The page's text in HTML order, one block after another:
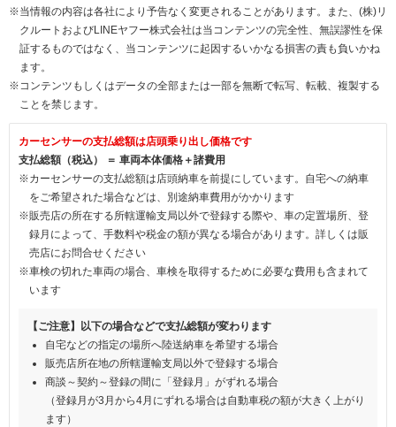
※当情報の内容は各社により予告なく変更されることがあります。また、(株)リ
クルートおよびLINEヤフー株式会社は当コンテンツの完全性、無誤謬性を保
証するものではなく、当コンテンツに起因するいかなる損害の責も負いかね
ます。
※コンテンツもしくはデータの全部または一部を無断で転写、転載、複製する
ことを禁じます。
カーセンサーの支払総額は店頭乗り出し価格です
支払総額（税込） ＝ 車両本体価格＋諸費用
※カーセンサーの支払総額は店頭納車を前提にしています。自宅への納車
をご希望された場合などは、別途納車費用がかかります
※販売店の所在する所轄運輸支局以外で登録する際や、車の定置場所、登
録月によって、手数料や税金の額が異なる場合があります。詳しくは販
売店にお問合せください
※車検の切れた車両の場合、車検を取得するために必要な費用も含まれて
います
【ご注意】以下の場合などで支払総額が変わります
自宅などの指定の場所へ陸送納車を希望する場合
販売店所在地の所轄運輸支局以外で登録する場合
商談～契約～登録の間に「登録月」がずれる場合
（登録月が3月から4月にずれる場合は自動車税の額が大きく上がり
ます）